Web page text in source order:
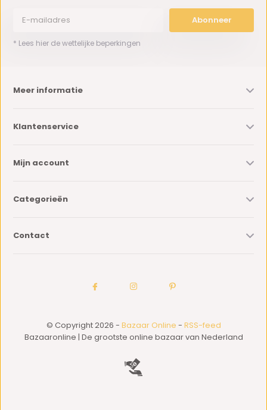
Abonneer
* Lees hier de wettelijke beperkingen
Meer informatie
Klantenservice
Mijn account
Categorieën
Contact
© Copyright 2026 - Bazaar Online - RSS-feed
Bazaaronline | De grootste online bazaar van Nederland